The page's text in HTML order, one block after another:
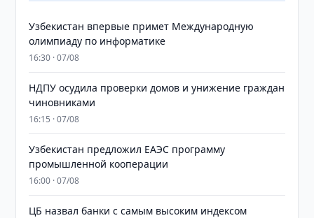
Узбекистан впервые примет Международную
олимпиаду по информатике
16:30 · 07/08
НДПУ осудила проверки домов и унижение граждан
чиновниками
16:15 · 07/08
Узбекистан предложил ЕАЭС программу
промышленной кооперации
16:00 · 07/08
ЦБ назвал банки с самым высоким индексом